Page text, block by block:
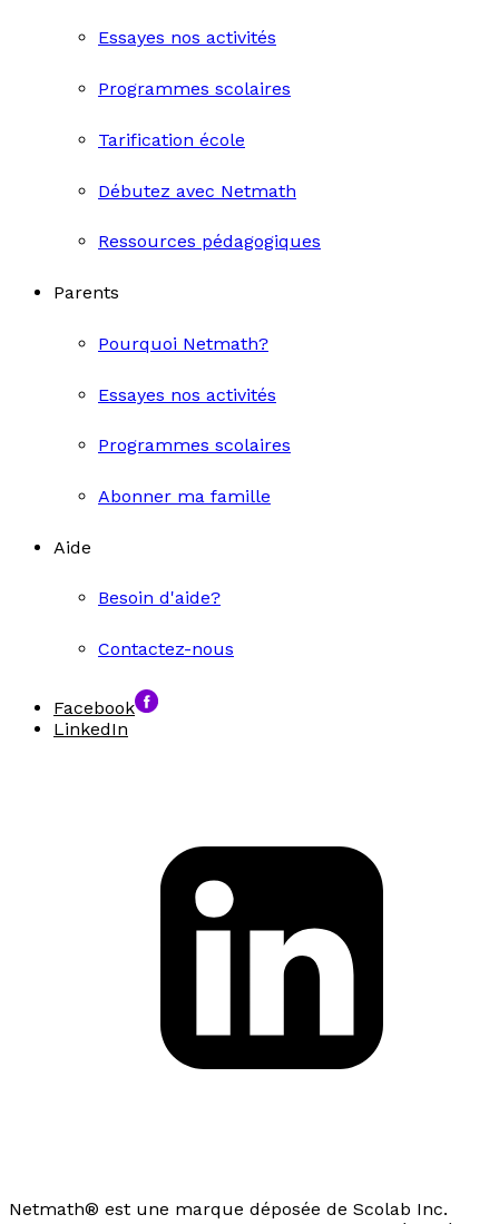
Essayes nos activités
Programmes scolaires
Tarification école
Débutez avec Netmath
Ressources pédagogiques
Parents
Pourquoi Netmath?
Essayes nos activités
Programmes scolaires
Abonner ma famille
Aide
Besoin d'aide?
Contactez-nous
Facebook
LinkedIn
Netmath® est une marque déposée de Scolab Inc.